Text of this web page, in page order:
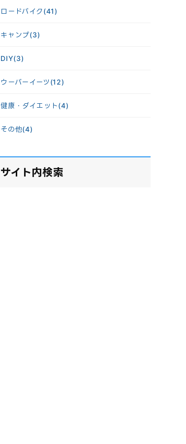
ロードバイク(41)
キャンプ(3)
DIY(3)
ウーバーイーツ(12)
健康・ダイエット(4)
その他(4)
サイト内検索